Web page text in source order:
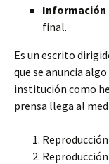
Información
final.
Es un escrito
que se anuncia
institución como
prensa llega al